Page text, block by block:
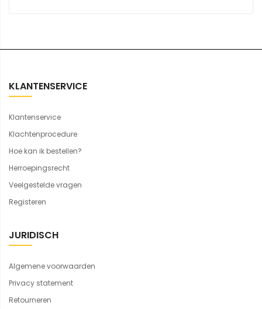
KLANTENSERVICE
Klantenservice
Klachtenprocedure
Hoe kan ik bestellen?
Herroepingsrecht
Veelgestelde vragen
Registeren
JURIDISCH
Algemene voorwaarden
Privacy statement
Retourneren